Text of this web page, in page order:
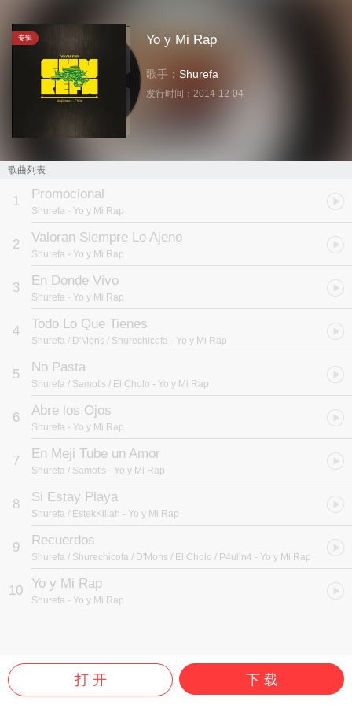
专辑 Yo y Mi Rap
歌手： Shurefa
发行时间： 2014-12-04
歌曲列表
1 Promocional
Shurefa - Yo y Mi Rap
2 Valoran Siempre Lo Ajeno
Shurefa - Yo y Mi Rap
3 En Donde Vivo
Shurefa - Yo y Mi Rap
4 Todo Lo Que Tienes
Shurefa / D'Mons / Shurechicofa - Yo y Mi Rap
5 No Pasta
Shurefa / Samot's / El Cholo - Yo y Mi Rap
6 Abre los Ojos
Shurefa - Yo y Mi Rap
7 En Meji Tube un Amor
Shurefa / Samot's - Yo y Mi Rap
8 Si Estay Playa
Shurefa / EstekKillah - Yo y Mi Rap
9 Recuerdos
Shurefa / Shurechicofa / D'Mons / El Cholo / P4ulin4 - Yo y Mi Rap
10 Yo y Mi Rap
Shurefa - Yo y Mi Rap
打 开 下 载